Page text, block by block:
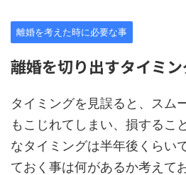
離婚を考えた時に必要な事
離婚を切り出すタイミ
タイミングを見誤ると、スム
もこじれてしまい、損するこ
なタイミングは半年後くらい
ておく事は何があるか考えて